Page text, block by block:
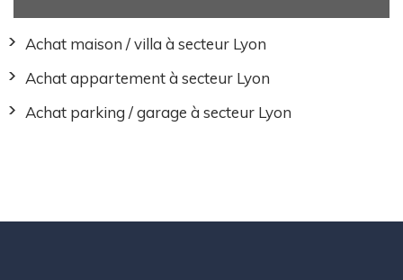
Achat maison / villa à secteur Lyon
Achat appartement à secteur Lyon
Achat parking / garage à secteur Lyon